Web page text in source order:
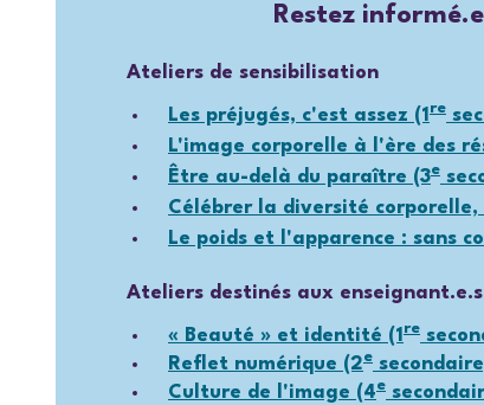
Restez
Ateliers de sensibilisation
Les préjugés, c'est assez (1 re
L'image corporelle à l'ère des
Être au-delà du paraître (3e
Célébrer la diversité
Le poids et l'apparence : sans
Ateliers destinés aux
« Beauté » et identité (1 re
Reflet numérique (2e
Culture de l'image (4e